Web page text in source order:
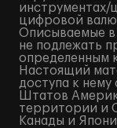
инструментах/
цифровой
Описываемые в
не подлежать
определенным
Настоящий
доступа к
Штатов
территории и
Канады и